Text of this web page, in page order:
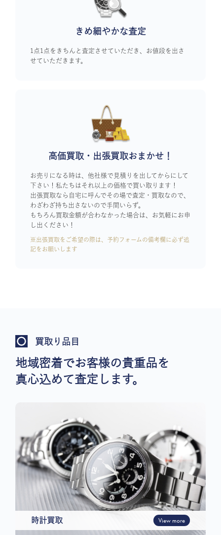
きめ細やかな査定
1点1点をきちんと査定させていただき、お値段を出さ
せていただきます。
高価買取・出張買取おまかせ！
お売りになる時は、他社様で見積りを出してからにして
下さい！私たちはそれ以上の価格で買い取ります！
出張買取なら自宅に呼んでその場で査定・買取なので、
わざわざ持ち出さないので手間いらず。
もちろん買取金額が合わなかった場合は、お気軽にお申
し出ください！
※出張買取をご希望の際は、予約フォームの備考欄に必ず追
記をお願いします
買取り品目
地域密着でお客様の貴重品を
真心込めて査定します。
時計買取 View more